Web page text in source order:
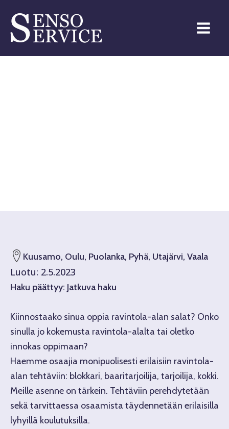
Kuusamo, Oulu, Puolanka, Pyhä, Utajärvi, Vaala
Luotu: 2.5.2023
Haku päättyy: Jatkuva haku
Kiinnostaako sinua oppia ravintola-alan salat? Onko
sinulla jo kokemusta ravintola-alalta tai oletko
innokas oppimaan?
Haemme osaajia monipuolisesti erilaisiin ravintola-
alan tehtäviin: blokkari, baaritarjoilija, tarjoilija, kokki.
Meille asenne on tärkein. Tehtäviin perehdytetään
sekä tarvittaessa osaamista täydennetään erilaisilla
lyhyillä koulutuksilla.